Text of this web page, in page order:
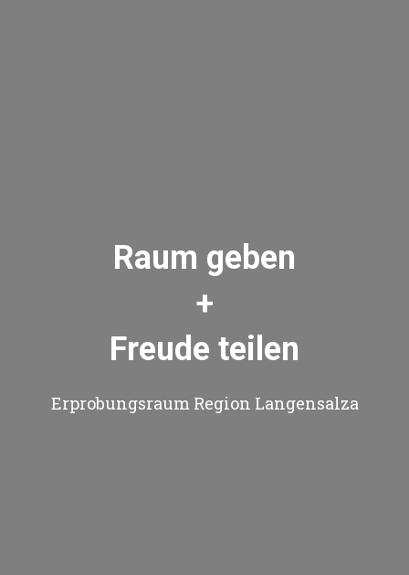
Raum geben
+
Freude teilen
Erprobungsraum Region Langensalza